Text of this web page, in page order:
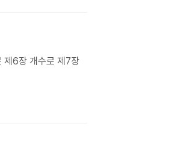
제6장 개수로 제7장